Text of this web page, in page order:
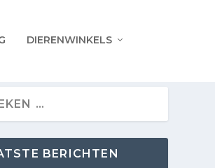
DIERENWINKELS
BERICHTEN